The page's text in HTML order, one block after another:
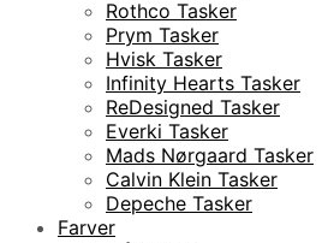
Rothco Tasker
Prym Tasker
Hvisk Tasker
Infinity Hearts Tasker
ReDesigned Tasker
Everki Tasker
Mads Nørgaard Tasker
Calvin Klein Tasker
Depeche Tasker
Farver